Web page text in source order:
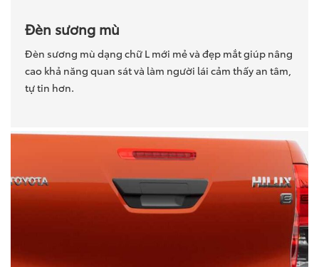
Đèn sương mù
Đèn sương mù dạng chữ L mới mẻ và đẹp mắt giúp nâng
cao khả năng quan sát và làm người lái cảm thấy an tâm,
tự tin hơn.